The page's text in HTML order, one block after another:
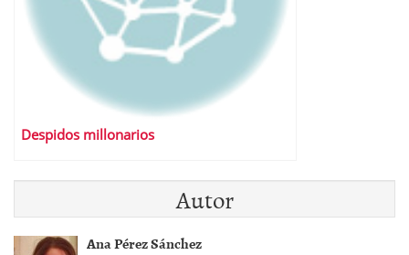
Despidos millonarios
Autor
Ana Pérez Sánchez